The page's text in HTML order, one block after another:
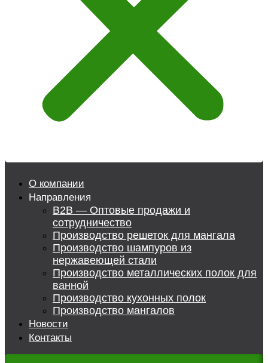
О компании
Направления
B2B — Оптовые продажи и
сотрудничество
Производство решеток для мангала
Производство шампуров из
нержавеющей стали
Производство металлических полок для
ванной
Производство кухонных полок
Производство мангалов
Новости
Контакты